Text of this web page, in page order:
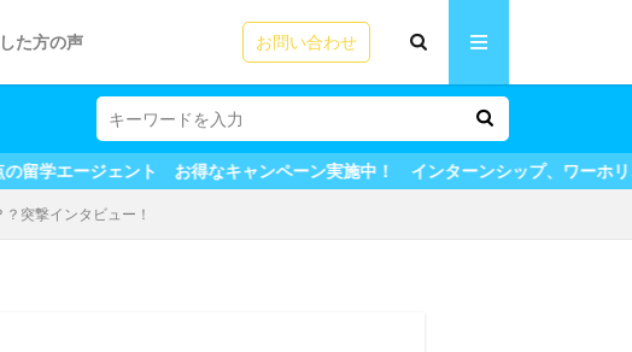
体験談
た方の声 お問い合わせ
ト お得なキャンペーン実施中！ インターンシップ、ワーホリ、留学も全てマ
突撃インタビュー！